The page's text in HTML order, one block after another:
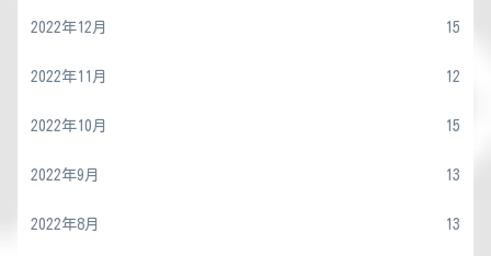
2022年12月 15
2022年11月 12
2022年10月 15
2022年9月 13
2022年8月 13